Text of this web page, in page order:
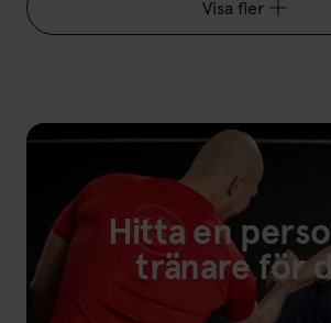
Visa fler
Hitta en
tränare för